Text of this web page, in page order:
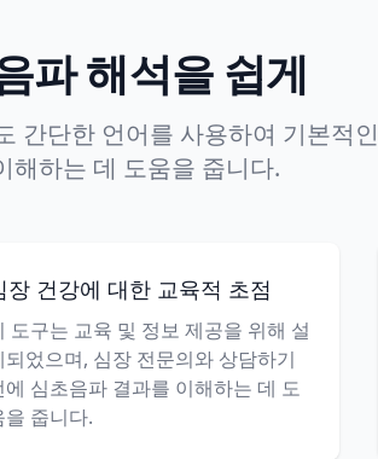
파 해석을 쉽게
간단한 언어를 사용하여 기본적
해하는 데 도움을 줍니다.
장 건강에 대한 교육적 초점
도구는 교육 및 정보 제공을 위해 설
되었으며, 심장 전문의와 상담하기
에 심초음파 결과를 이해하는 데 도
을 줍니다.